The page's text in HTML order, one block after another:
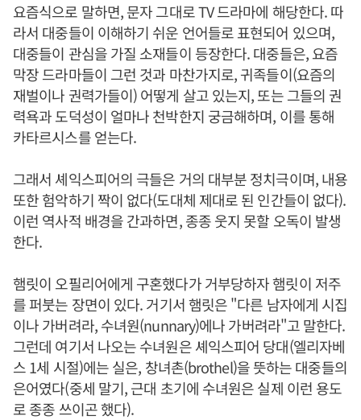
요즘식으로 말하면, 문자 그대로 TV 드라마에 해당한다. 따
라서 대중들이 이해하기 쉬운 언어들로 표현되어 있으며,
대중들이 관심을 가질 소재들이 등장한다. 대중들은, 요즘
막장 드라마들이 그런 것과 마찬가지로, 귀족들이(요즘의
재벌이나 권력가들이) 어떻게 살고 있는지, 또는 그들의 권
력욕과 도덕성이 얼마나 천박한지 궁금해하며, 이를 통해
카타르시스를 얻는다.
그래서 셰익스피어의 극들은 거의 대부분 정치극이며, 내용
또한 험악하기 짝이 없다(도대체 제대로 된 인간들이 없다).
이런 역사적 배경을 간과하면, 종종 웃지 못할 오독이 발생
한다.
햄릿이 오필리어에게 구혼했다가 거부당하자 햄릿이 저주
를 퍼붓는 장면이 있다. 거기서 햄릿은 "다른 남자에게 시집
이나 가버려라, 수녀원(nunnary)에나 가버려라"고 말한다.
그런데 여기서 나오는 수녀원은 셰익스피어 당대(엘리자베
스 1세 시절)에는 실은, 창녀촌(brothel)을 뜻하는 대중들의
은어였다(중세 말기, 근대 초기에 수녀원은 실제 이런 용도
로 종종 쓰이곤 했다).